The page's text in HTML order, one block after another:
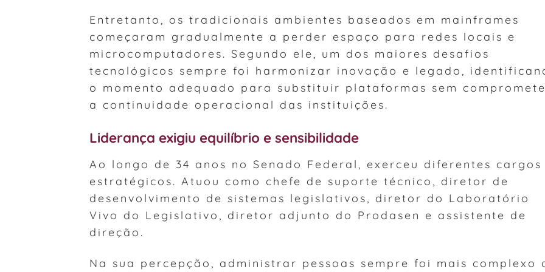
Entretanto, os tradicionais ambientes baseados em mainframes
começaram gradualmente a perder espaço para redes locais e
microcomputadores. Segundo ele, um dos maiores desafios
tecnológicos sempre foi harmonizar inovação e legado,
o momento adequado para substituir plataformas sem
a continuidade operacional das instituições.
Liderança exigiu equilíbrio e sensibilidade
Ao longo de 34 anos no Senado Federal, exerceu diferentes cargos
estratégicos. Atuou como chefe de suporte técnico, diretor de
desenvolvimento de sistemas legislativos, diretor do Laboratório
Vivo do Legislativo, diretor adjunto do Prodasen e assistente de
direção.
Na sua percepção, administrar pessoas sempre foi mais complexo